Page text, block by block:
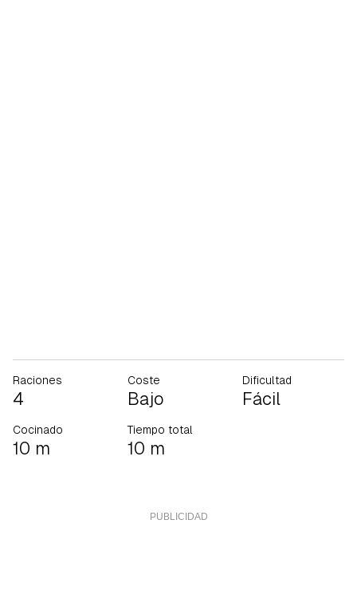
Raciones
4
Coste
Bajo
Dificultad
Fácil
Cocinado
10 m
Tiempo total
10 m